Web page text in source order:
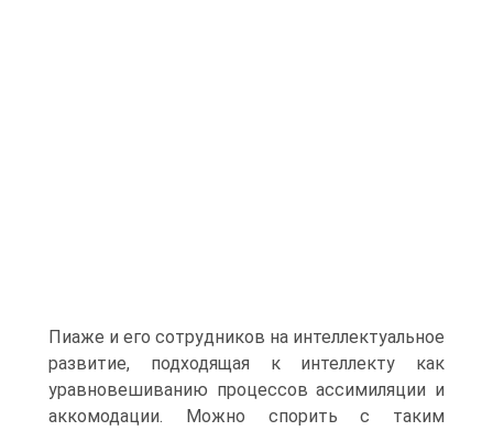
Пиаже и его сотрудников на интеллектуальное
развитие, подходящая к интеллекту как
уравновешиванию процессов ассимиляции и
аккомодации. Можно спорить с таким